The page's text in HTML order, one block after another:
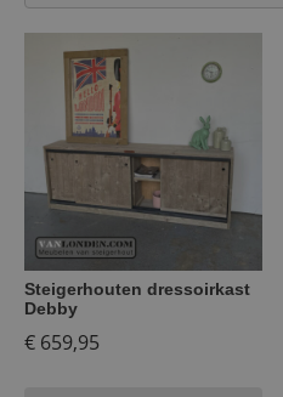
Steigerhouten dressoirkast
Debby
€ 659,95